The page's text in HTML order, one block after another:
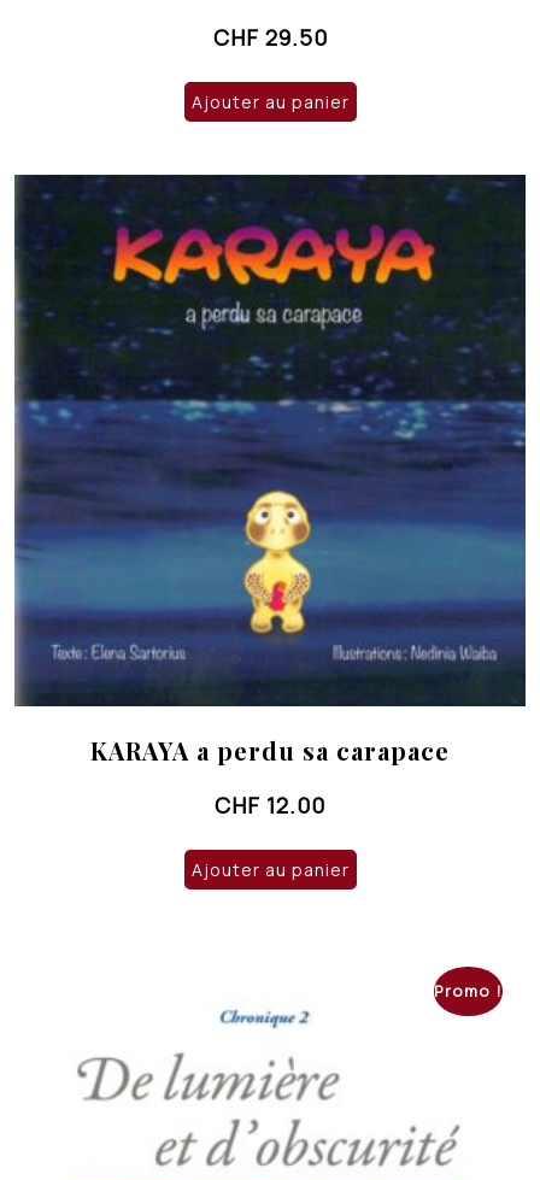
CHF 29.50
Ajouter au panier
KARAYA a perdu sa carapace
CHF 12.00
Ajouter au panier
Promo !